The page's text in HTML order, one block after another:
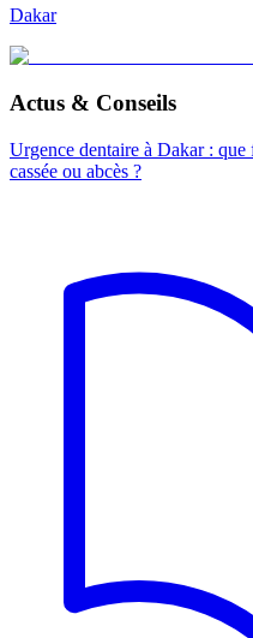
Dakar
Actus & Conseils
Urgence dentaire à Dakar : que
cassée ou abcès ?